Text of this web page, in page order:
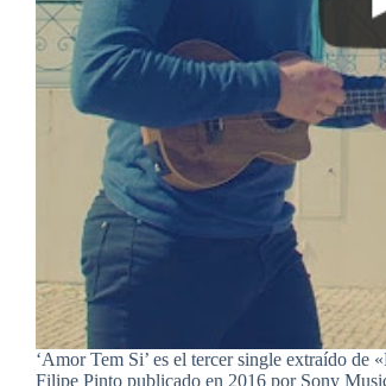
‘Amor Tem Si’ es el tercer single extraído de
Filipe Pinto publicado en 2016 por Sony